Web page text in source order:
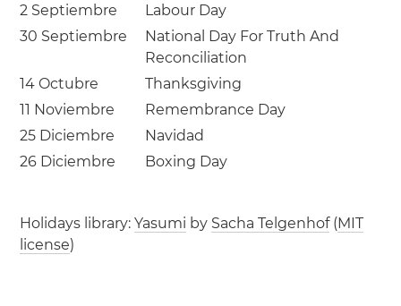
2 Septiembre
Labour Day
30 Septiembre
National Day For Truth And
Reconciliation
14 Octubre
Thanksgiving
11 Noviembre
Remembrance Day
25 Diciembre
Navidad
26 Diciembre
Boxing Day
Holidays library:Yasumi by Sacha Telgenhof(MIT
license)